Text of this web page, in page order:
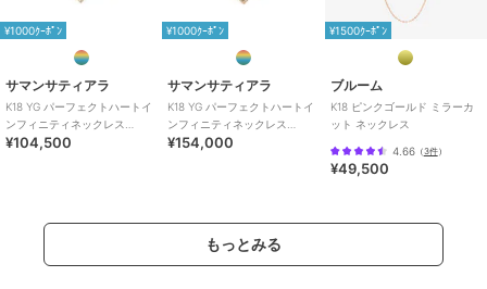
¥1000ｸｰﾎﾟﾝ
サマンサティアラ
K18 YG パーフェクトハートイ
ンフィニティネックレス
（小）
¥104,500
¥1000ｸｰﾎﾟﾝ
サマンサティアラ
K18 YG パーフェクトハートイ
ンフィニティネックレス
（中）
¥154,000
¥1500ｸｰﾎﾟﾝ
ブルーム
K18 ピンクゴールド ミラーカ
ット ネックレス
4.66（3件）
¥49,500
もっとみる